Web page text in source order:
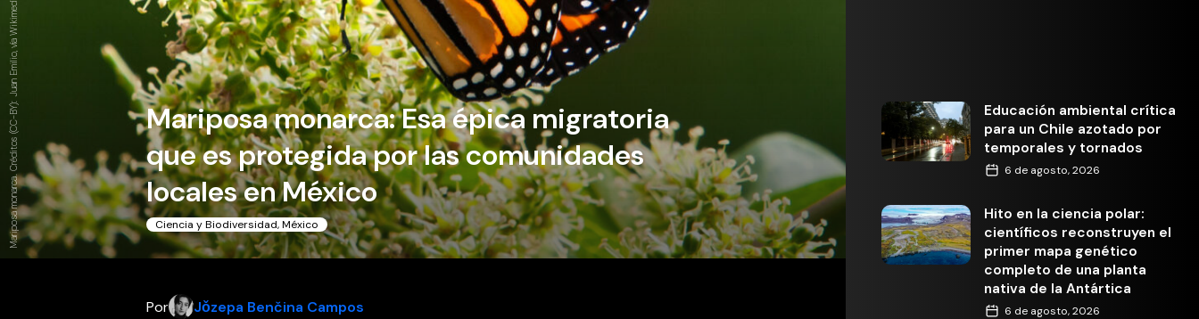
Mariposa monarca. Créditos (CC-BY): Juan Emilio, vía Wikimedia Commons.
Mariposa monarca: Esa épica migratoria
que es protegida por las comunidades
locales en México
Ciencia y Biodiversidad,México
Por Jǒzepa Benčina Campos
Educación ambiental crítica
para un Chile azotado por
temporales y tornados
6 de agosto, 2026
Hito en la ciencia polar:
científicos reconstruyen el
primer mapa genético
completo de una planta
nativa de la Antártica
6 de agosto, 2026